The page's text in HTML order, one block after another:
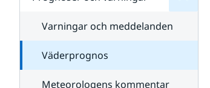
Varningar och meddelanden
Väderprognos
Meteorologens kommentar